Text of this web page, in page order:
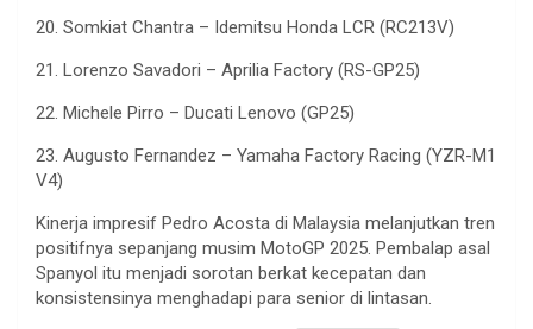
20. Somkiat Chantra – Idemitsu Honda LCR (RC213V)
21. Lorenzo Savadori – Aprilia Factory (RS-GP25)
22. Michele Pirro – Ducati Lenovo (GP25)
23. Augusto Fernandez – Yamaha Factory Racing (YZR-M1
V4)
Kinerja impresif Pedro Acosta di Malaysia melanjutkan tren
positifnya sepanjang musim MotoGP 2025. Pembalap asal
Spanyol itu menjadi sorotan berkat kecepatan dan
konsistensinya menghadapi para senior di lintasan.